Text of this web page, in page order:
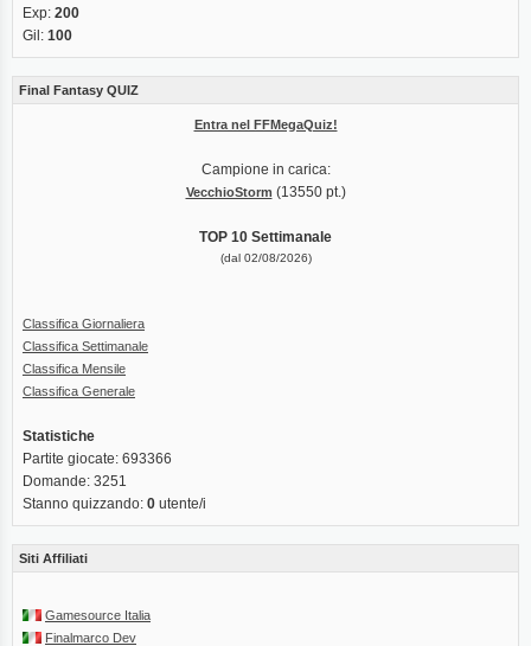
Exp: 200
Gil: 100
Final Fantasy QUIZ
Entra nel FFMegaQuiz!
Campione in carica:
VecchioStorm (13550 pt.)
TOP 10 Settimanale
(dal 02/08/2026)
Classifica Giornaliera
Classifica Settimanale
Classifica Mensile
Classifica Generale
Statistiche
Partite giocate: 693366
Domande: 3251
Stanno quizzando: 0 utente/i
Siti Affiliati
Gamesource Italia
Finalmarco Dev